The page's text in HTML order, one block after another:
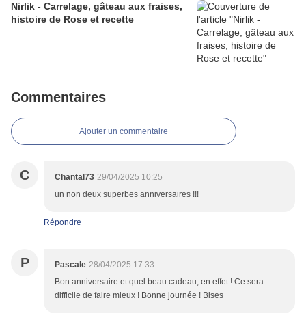
Nirlik - Carrelage, gâteau aux fraises,
histoire de Rose et recette
Commentaires
Ajouter un commentaire
C Chantal73 29/04/2025 10:25
un non deux superbes anniversaires !!!
Répondre
P Pascale 28/04/2025 17:33
Bon anniversaire et quel beau cadeau, en effet ! Ce sera
difficile de faire mieux ! Bonne journée ! Bises